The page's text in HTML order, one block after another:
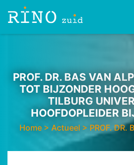
PROF. DR. BAS VAN
TOT BIJZONDER
TILBURG
HOOFDOPLEIDER
Home > Actueel > PROF. DR.